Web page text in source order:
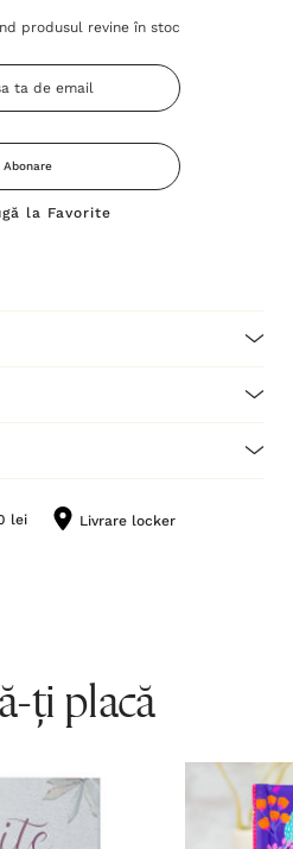
produsul revine în stoc
Abonare
la Favorite
lei Livrare locker
ți placă